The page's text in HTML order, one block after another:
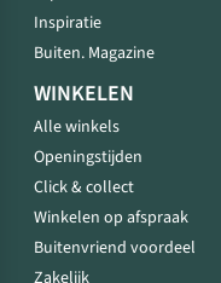
Inspiratie
Buiten. Magazine
WINKELEN
Alle winkels
Openingstijden
Click & collect
Winkelen op afspraak
Buitenvriend voordeel